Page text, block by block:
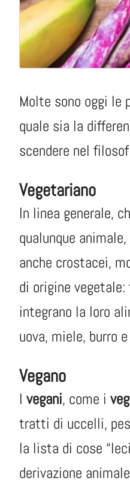
Molte sono oggi le
quale sia la
scendere nel
Vegetariano
In linea generale,
qualunque
anche crostacei,
di origine
integrano la loro
uova, miele, burro
Vegano
I vegani, come i
tratti di uccelli,
la lista di cose
derivazione